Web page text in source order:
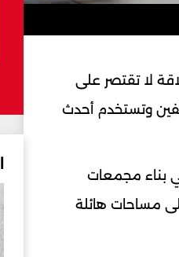
لا تقتصر على
وتستخدم أحدث
بناء مجمعات
مساحات هائلة